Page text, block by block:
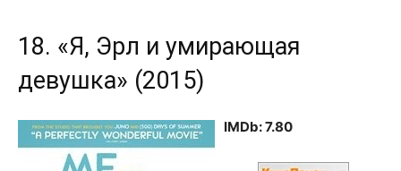
18. «Я, Эрл и умирающая
девушка» (2015)
IMDb: 7.80